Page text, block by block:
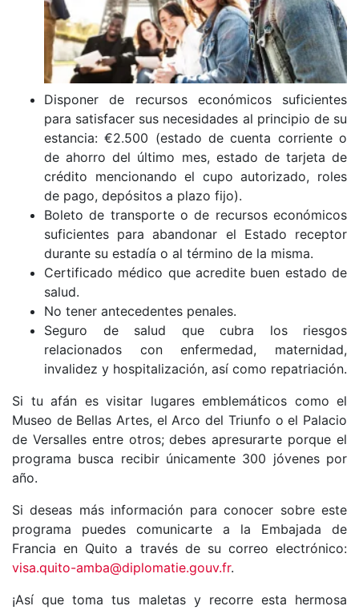
Disponer de recursos económicos suficientes
para satisfacer sus necesidades al principio de su
estancia: €2.500 (estado de cuenta corriente o
de ahorro del último mes, estado de tarjeta de
crédito mencionando el cupo autorizado, roles
de pago, depósitos a plazo fijo).
Boleto de transporte o de recursos económicos
suficientes para abandonar el Estado receptor
durante su estadía o al término de la misma.
Certificado médico que acredite buen estado de
salud.
No tener antecedentes penales.
Seguro de salud que cubra los riesgos
relacionados con enfermedad, maternidad,
invalidez y hospitalización, así como repatriación.
Si tu afán es visitar lugares emblemáticos como el
Museo de Bellas Artes, el Arco del Triunfo o el Palacio
de Versalles entre otros; debes apresurarte porque el
programa busca recibir únicamente 300 jóvenes por
año.
Si deseas más información para conocer sobre este
programa puedes comunicarte a la Embajada de
Francia en Quito a través de su correo electrónico:
visa.quito-amba@diplomatie.gouv.fr.
¡Así que toma tus maletas y recorre esta hermosa